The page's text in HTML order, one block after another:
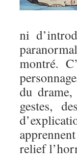
ni
montré.
du
gestes,
relief